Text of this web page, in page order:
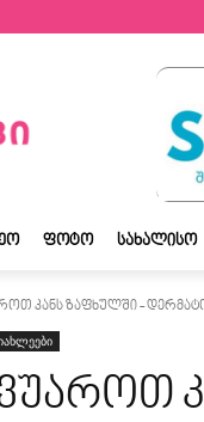
ᲤᲝᲢᲝ ᲡᲐᲮᲐᲚᲘᲡᲝ
კანს ზაფხულში -